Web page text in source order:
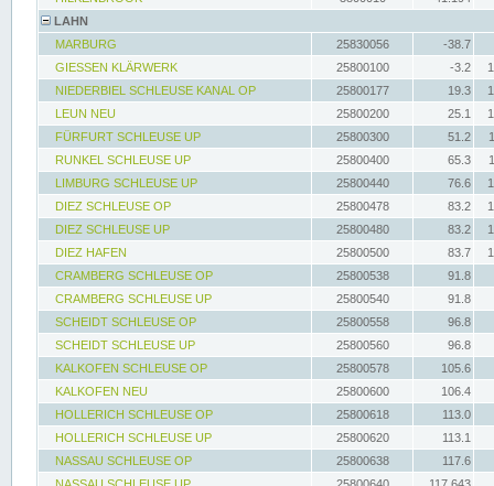
LAHN
MARBURG
25830056
-38.7
GIESSEN KLÄRWERK
25800100 -3.2
NIEDERBIEL SCHLEUSE KANAL OP
25800177 19.3
LEUN NEU
25800200 25.1
FÜRFURT SCHLEUSE UP
25800300 51.2
RUNKEL SCHLEUSE UP
25800400 65.3
LIMBURG SCHLEUSE UP
25800440 76.6
DIEZ SCHLEUSE OP
25800478 83.2
DIEZ SCHLEUSE UP
25800480 83.2
DIEZ HAFEN
25800500 83.7
CRAMBERG SCHLEUSE OP
25800538
91.8
CRAMBERG SCHLEUSE UP
25800540
91.8
SCHEIDT SCHLEUSE OP
25800558
96.8
SCHEIDT SCHLEUSE UP
25800560
96.8
KALKOFEN SCHLEUSE OP
25800578
105.6
KALKOFEN NEU
25800600
106.4
HOLLERICH SCHLEUSE OP
25800618
113.0
HOLLERICH SCHLEUSE UP
25800620
113.1
NASSAU SCHLEUSE OP
25800638
117.6